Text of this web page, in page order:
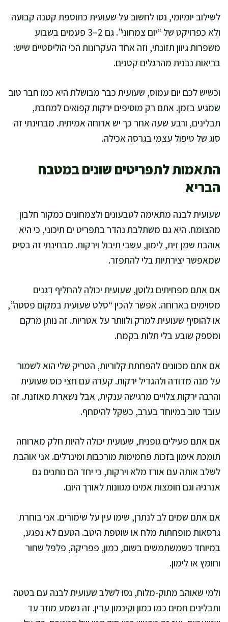
לשילוב יומיומי, נסו לחשוב על שעועית כתוספת קטנה קבועה
ולא כפרויקט של “יום צמחוני”. גם 2–3 פעמים בשבוע
משפרות גיוון תזונתי, וזה אחד העקרונות הכי הוליסטיים שיש:
בריאות נבנית מהרגלים קטנים.
וכשיש לכם יום עמוס, שעועית כבר מבושלת היא כמו חבר טוב
שמגיע בזמן. אתם רק מוסיפים ירקות קפואים למחבת,
תבלינים, ורבע שעה אחר כך יש ארוחה אמיתית. מבחינתי זה
סוג של טיפול עצמי בגרסה אכילה.
התאמות לתפריטים שונים במטבח
הבריא
שעועית לבנה מתאימה לטבעונים ולצמחונים כמקור חלבון
מהצומח. היא גם משתלבת נהדר בתפריט ים תיכוני, כי היא
אוהבת שמן זית, לימון, עשבי תיבול וירקות. מבחינתי זה בסיס
שמאפשר יצירתיות בלי להתפזר.
אם אתם מפחיתים גלוטן, שעועית יכולה להחליף דגנים
מסוימים בארוחה. אפשר להכין “סלט שעועית במקום פסטה”,
או להוסיף שעועית למרק ולוותר על אטריות. זה נותן מרקם
ומספק שובע בלי תלות בקמח.
אם אתם מכוונים להפחתת קלוריות, הטריק שלי הוא לשמור
על מנה מדודה ולהגדיל ירקות. קערה עם חצי כוס שעועית
והרבה ירקות צלויים מרגישה ענקית, אבל נשארת מאוזנת. זה
עובד טוב במיוחד בערב, כשקל להיסחף.
אם אתם פעילים גופנית, שעועית יכולה להיות חלק מארוחה
תומכת אימון בזכות פחמימות מורכבות ומינרלים. אני אוהבת
לשלב אותה עם אורז מלא וירקות, כי יחד הם נותנים גם
אנרגיה וגם חומצות אמינו מגוונות לאורך היום.
אם אתם שמים לב לנתרן, שימו עין על שימורים. אני בוחרת
גרסאות מופחתות מלח או שוטפת היטב. הטעם לא נפגע,
במיוחד כשמשתמשים בשום, כמון, פפריקה, פלפל שחור
וחומץ או לימון.
ולמי שאוהב מתוק-מלוח, נסו לשלב שעועית לבנה עם בטטה
ותבלינים חמים כמו כמון וקינמון עדין. זה נשמע מוזר עד